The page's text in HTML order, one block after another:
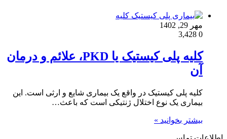
مهر 29, 1402
0
کلیه پلی کیستیک یا PKD، علائم و درمان
آن
کلیه پلی کیستیک در واقع یک بیماری شایع و ارثی است. این
بیماری یک نوع اختلال ژنتیکی است که باعث…
بیشتر بخوانید »